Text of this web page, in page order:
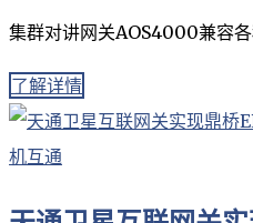
集群对讲网关AOS4000兼容各
了解详情